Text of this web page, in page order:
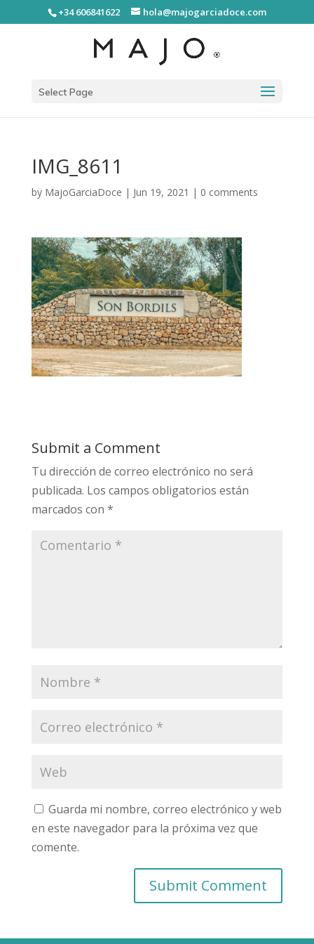
+34 606841622 hola@majogarciadoce.com
Select Page
IMG_8611
by MajoGarciaDoce | Jun 19, 2021 | 0 comments
Submit a Comment
Tu dirección de correo electrónico no será
publicada. Los campos obligatorios están
marcados con *
Guarda mi nombre, correo electrónico y web
en este navegador para la próxima vez que
comente.